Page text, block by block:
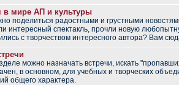
в мире АП и культуры
поделиться радостными и грустными
интересный спектакль, прочли новую
с творчеством интересного автора? Вам
можно назначать встречи, искать
в основном, для учебных и творческих
общего характера.